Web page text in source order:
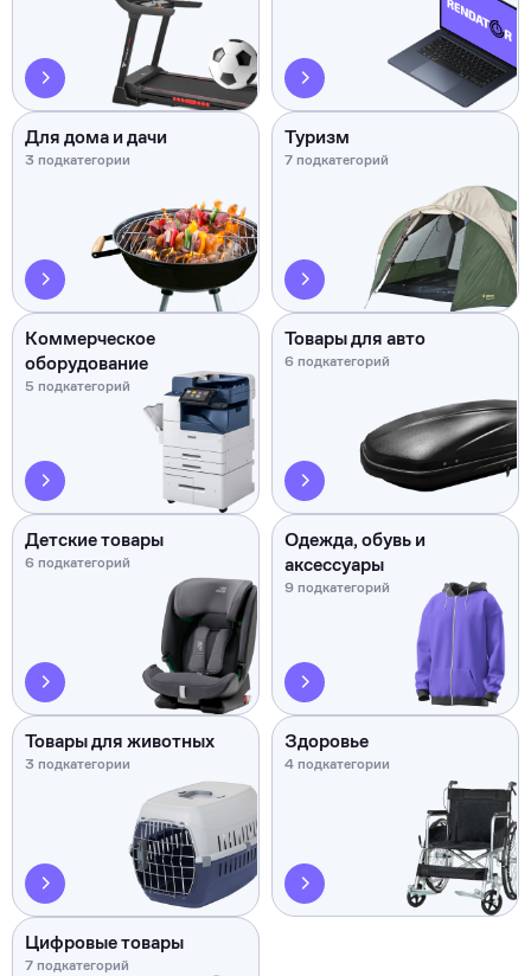
Для дома и дачи
3 подкатегории
Туризм
7 подкатегорий
Коммерческое
оборудование
5 подкатегорий
Товары для авто
6 подкатегорий
Детские товары
6 подкатегорий
Одежда, обувь и
аксессуары
9 подкатегорий
Товары для животных
3 подкатегории
Здоровье
4 подкатегории
Цифровые товары
7 подкатегорий